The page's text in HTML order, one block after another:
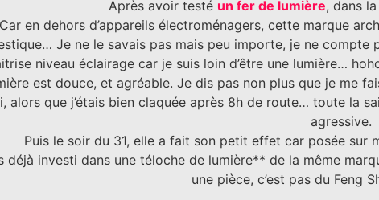
Après avoir testé un fer de lumière, dans
Car en dehors d’appareils électroménagers, cette marque
Je ne le savais pas mais peu importe, je ne compte
niveau éclairage car je suis loin d’être une lumière…
est douce, et agréable. Je dis pas non plus que je me
alors que j’étais bien claquée après 8h de route… toute la
agressive.
Puis le soir du 31, elle a fait son petit effet car posée sur
déjà investi dans une téloche de lumière** de la même
une pièce, c’est pas du Feng